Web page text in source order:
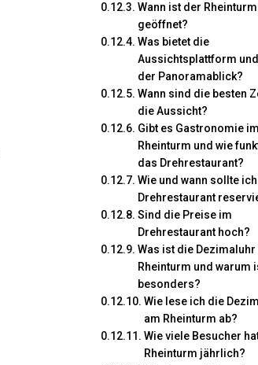
Wann ist der Rheinturm
geöffnet?
Was bietet die
Aussichtsplattform
der Panoramablick?
Wann sind die besten
die Aussicht?
Gibt es Gastronomie im
Rheinturm und wie
das Drehrestaurant?
Wie und wann sollte
Drehrestaurant
Sind die Preise im
Drehrestaurant hoch?
Was ist die Dezimaluhr
Rheinturm und warum
besonders?
Wie lese ich die
am Rheinturm ab?
Wie viele Besucher
Rheinturm jährlich?